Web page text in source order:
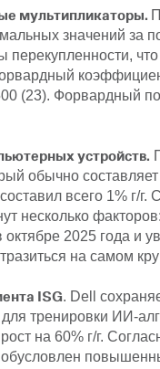
мультипликаторы.
значений
(23). Форвардный
устройств.
обычно
всего 1% г/
несколько
2025 года и
на самом
ISG. Dell
тренировки ИИ-
на 60% г/г.